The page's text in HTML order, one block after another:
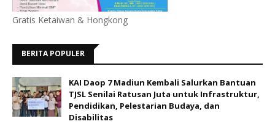
Gratis Ketaiwan & Hongkong
BERITA POPULER
KAI Daop 7 Madiun Kembali Salurkan Bantuan
TJSL Senilai Ratusan Juta untuk Infrastruktur,
Pendidikan, Pelestarian Budaya, dan
Disabilitas